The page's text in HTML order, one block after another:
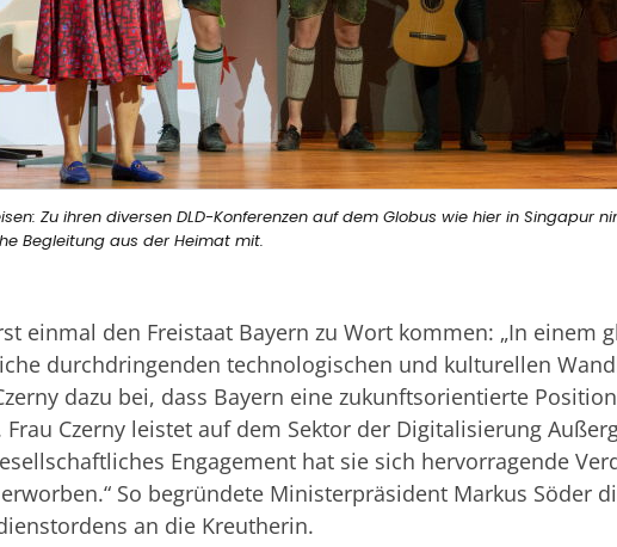
Zu ihren diversen DLD-Konferenzen auf dem Globus wie hier in Singapur
Begleitung aus der Heimat mit.
einmal den Freistaat Bayern zu Wort kommen: „In einem
durchdringenden technologischen und kulturellen
dazu bei, dass Bayern eine zukunftsorientierte
Czerny leistet auf dem Sektor der Digitalisierung
Engagement hat sie sich hervorragende
So begründete Ministerpräsident Markus Söder
an die Kreutherin.